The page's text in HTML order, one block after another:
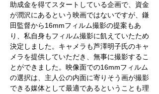
助成金を得てスタートしている企画で、資金
が潤沢にあるという映画ではないですが、鎌
田監督から16mmフィルム撮影の提案もあ
り、私自身もフィルム撮影に飢えていたため
決定しました。キャメラも芦澤明子氏のキャ
メラを提供していただき、無事に撮影するこ
とができました。映像面での16mmフィルム
の選択は、主人公の内面に寄りそう画が撮影
できる媒体として最適であるということも理